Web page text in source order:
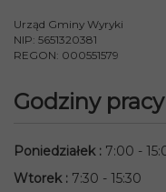
Urząd Gminy Wyryki
NIP: 5651320381
REGON: 000551579
Godziny pracy
Poniedziałek: 7:00 -
Wtorek: 7:30 - 15:30